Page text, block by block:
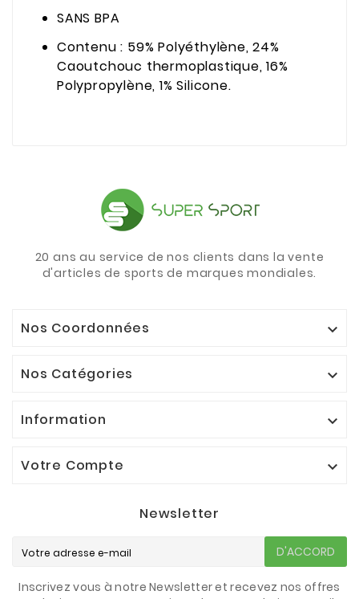
SANS BPA
Contenu : 59% Polyéthylène, 24%
Caoutchouc thermoplastique, 16%
Polypropylène, 1% Silicone.
20 ans au service de nos clients dans la vente
d'articles de sports de marques mondiales.
Nos Coordonnées 
Nos Catégories 
Information 
Votre Compte 
Newsletter
D'ACCORD
Inscrivez vous à notre Newsletter et recevez nos offres